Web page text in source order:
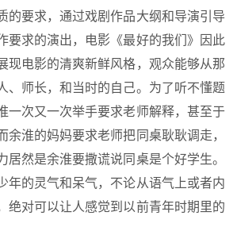
的要求，通过戏剧作品大纲和导演引导
要求的演出，电影《最好的我们》因此
现电影的清爽新鲜风格，观众能够从那
、师长，和当时的自己。为了听不懂题
一次又一次举手要求老师解释，甚至于
余淮的妈妈要求老师把同桌耿耿调走，
居然是余淮要撒谎说同桌是个好学生。
年的灵气和呆气，不论从语气上或者内
绝对可以让人感觉到以前青年时期里的